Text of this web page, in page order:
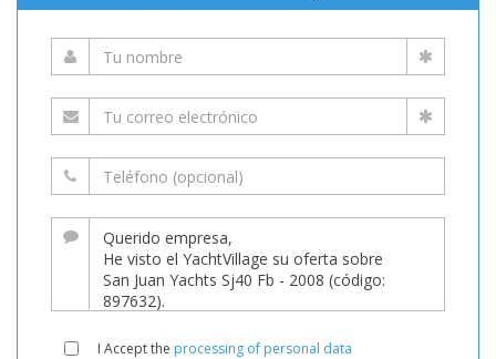
I Accept the processing of personal data